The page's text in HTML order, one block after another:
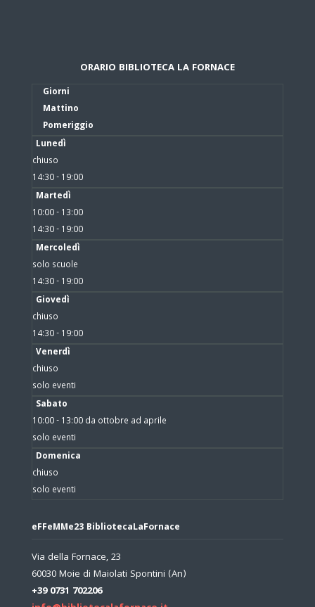
ORARIO BIBLIOTECA LA FORNACE
Giorni
Mattino
Pomeriggio
Lunedì
chiuso
14:30 - 19:00
Martedì
10:00 - 13:00
14:30 - 19:00
Mercoledì
solo scuole
14:30 - 19:00
Giovedì
chiuso
14:30 - 19:00
Venerdì
chiuso
solo eventi
Sabato
10:00 - 13:00 da ottobre ad aprile
solo eventi
Domenica
chiuso
solo eventi
eFFeMMe23 BibliotecaLaFornace
Via della Fornace, 23
60030 Moie di Maiolati Spontini (An)
+39 0731 702206